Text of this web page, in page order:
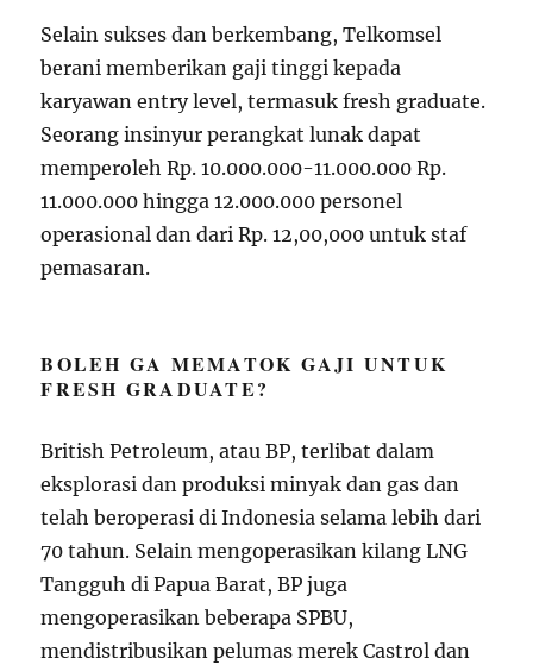
Selain sukses dan berkembang, Telkomsel
berani memberikan gaji tinggi kepada
karyawan entry level, termasuk fresh graduate.
Seorang insinyur perangkat lunak dapat
memperoleh Rp. 10.000.000-11.000.000 Rp.
11.000.000 hingga 12.000.000 personel
operasional dan dari Rp. 12,00,000 untuk staf
pemasaran.
BOLEH GA MEMATOK GAJI UNTUK
FRESH GRADUATE?
British Petroleum, atau BP, terlibat dalam
eksplorasi dan produksi minyak dan gas dan
telah beroperasi di Indonesia selama lebih dari
70 tahun. Selain mengoperasikan kilang LNG
Tangguh di Papua Barat, BP juga
mengoperasikan beberapa SPBU,
mendistribusikan pelumas merek Castrol dan